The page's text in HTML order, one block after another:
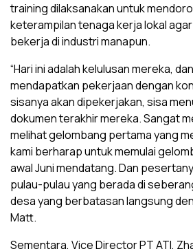
training dilaksanakan untuk
keterampilan tenaga kerja lokal
bekerja di industri manapun.
“Hari ini adalah kelulusan mereka,
mendapatkan pekerjaan dengan
sisanya akan dipekerjakan, sisa
dokumen terakhir mereka. Sangat
melihat gelombang pertama yang
kami berharap untuk memulai
awal Juni mendatang. Dan
pulau-pulau yang berada di
desa yang berbatasan langsung
Matt.
Sementara, Vice Director PT ATI,